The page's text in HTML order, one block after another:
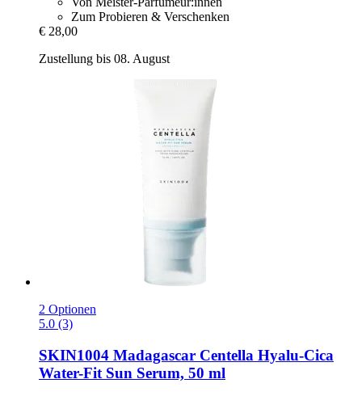
Zum Probieren & Verschenken
€ 28,00
Zustellung bis 08. August
2 Optionen
5.0 (3)
SKIN1004 Madagascar Centella Hyalu-​Cica
Water-​Fit Sun Serum, 50 ml